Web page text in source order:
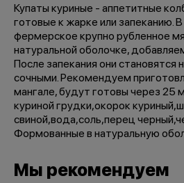
Купаты куриные - аппетитные
готовые к жарке или запеканию.
фермерское крупно рубленное
натуральной оболочке,
После запекания они
сочными. Рекомендуем
мангале, будут готовы через 25
куриной грудки,окорок
свиной,вода,соль,перец
Формованные в натуральную
Мы рекомендуем